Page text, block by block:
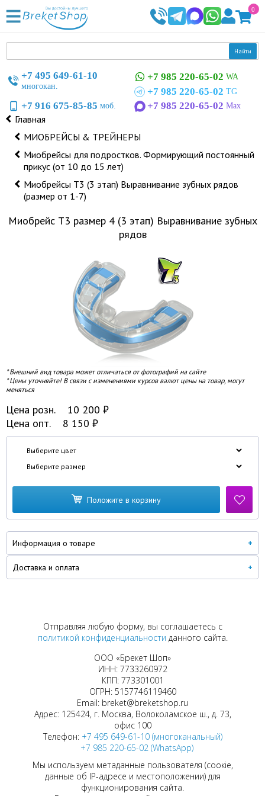
0
Найти
+7 495 649-61-10
многокан.
+7 916 675-85-85 моб.
+7 985 220-65-02 WA
+7 985 220-65-02 TG
+7 985 220-65-02 Max
Главная
МИОБРЕЙСЫ & ТРЕЙНЕРЫ
Миобрейсы для подростков. Формирующий постоянный
прикус (от 10 до 15 лет)
Миобрейсы Т3 (3 этап) Выравнивание зубных рядов
(размер от 1-7)
Миобрейс Т3 размер 4 (3 этап) Выравнивание зубных
рядов
* Внешний вид товара может отличаться от фотографий на сайте
* Цены уточняйте! В связи с изменениями курсов валют цены на товар, могут
меняться
Цена розн. 10 200 ₽
Цена опт.
8 150 ₽
Положите в корзину
Информация о товаре
Доставка и оплата
Отправляя любую форму, вы соглашаетесь с
политикой конфиденциальности данного сайта.
ООО «Брекет Шоп»
ИНН: 7733260972
КПП: 773301001
ОГРН: 5157746119460
Email: breket@breketshop.ru
Адрес: 125424, г. Москва, Волоколамское ш., д. 73,
офис 100
Телефон: +7 495 649-61-10 (многоканальный)
+7 985 220-65-02 (WhatsApp)
Мы используем метаданные пользователя (соокіе,
данные об IP-адресе и местоположении) для
функционирования сайта.